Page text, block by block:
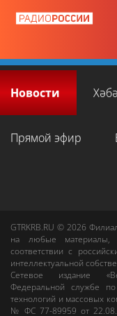
Новости
Прямой эфир
GTRKRB.RU © 2026
на любые материалы,
соответствии с
интеллектуальной
Сетевое издание
Федеральной службе
технологий и массовых
№ ФС 77-89959 от